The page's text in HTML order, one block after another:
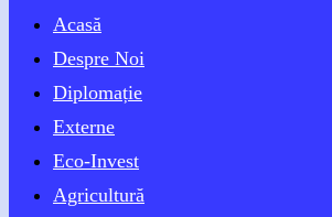
Acasă
Despre Noi
Diplomație
Externe
Eco-Invest
Agricultură